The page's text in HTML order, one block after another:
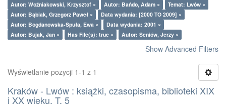
Autor: Woźniakowski, Krzysztof ×
Autor: Bańdo, Adam ×
Temat: Lwów ×
Autor: Bąbiak, Grzegorz Paweł ×
Data wydania: [2000 TO 2009] ×
Autor: Bogdanowska-Spuła, Ewa ×
Data wydania: 2001 ×
Autor: Bujak, Jan ×
Has File(s): true × Autor: Seniów, Jerzy ×
Show Advanced Filters
Wyświetlanie pozycji 1-1 z 1
Kraków - Lwów : książki, czasopisma, biblioteki XIX
i XX wieku. T. 5